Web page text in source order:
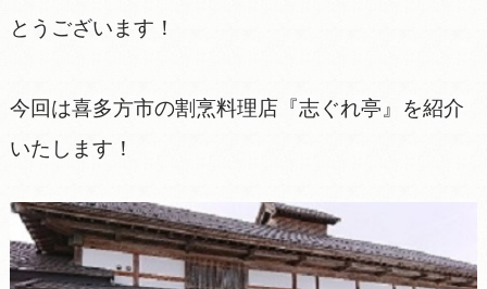
とうございます！
今回は喜多方市の割烹料理店『志ぐれ亭』を紹介
いたします！